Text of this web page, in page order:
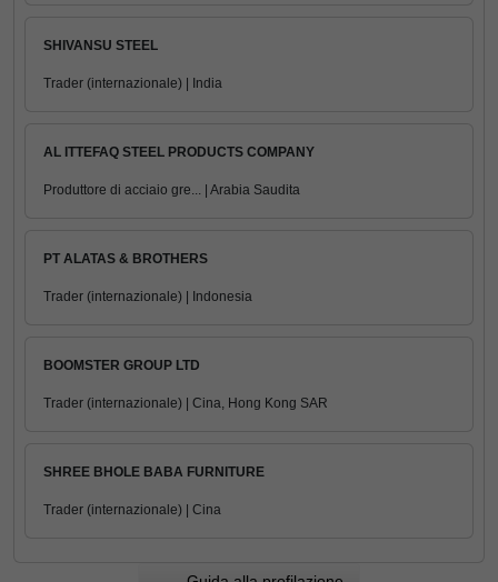
SHIVANSU STEEL
Trader (internazionale) | India
AL ITTEFAQ STEEL PRODUCTS COMPANY
Produttore di acciaio gre... | Arabia Saudita
PT ALATAS & BROTHERS
Trader (internazionale) | Indonesia
BOOMSTER GROUP LTD
Trader (internazionale) | Cina, Hong Kong SAR
SHREE BHOLE BABA FURNITURE
Trader (internazionale) | Cina